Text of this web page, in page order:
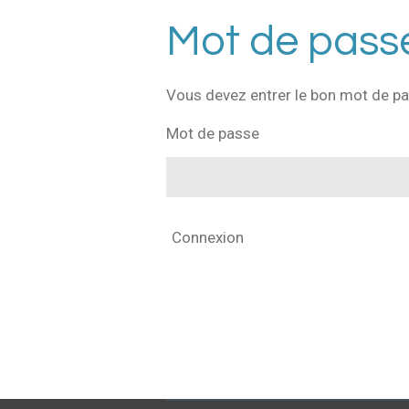
Mot de
Vous devez entrer le bon mot de
Mot de passe
Connexion